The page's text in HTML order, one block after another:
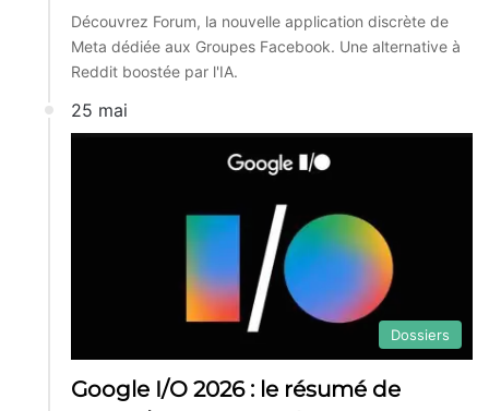
Découvrez Forum, la nouvelle application discrète de
Meta dédiée aux Groupes Facebook. Une alternative à
Reddit boostée par l'IA.
25 mai
Dossiers
Google I/O 2026 : le résumé de